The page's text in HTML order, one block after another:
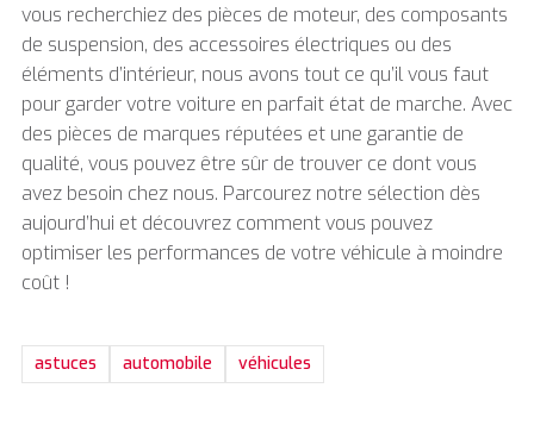
vous recherchiez des pièces de moteur, des composants
de suspension, des accessoires électriques ou des
éléments d’intérieur, nous avons tout ce qu’il vous faut
pour garder votre voiture en parfait état de marche. Avec
des pièces de marques réputées et une garantie de
qualité, vous pouvez être sûr de trouver ce dont vous
avez besoin chez nous. Parcourez notre sélection dès
aujourd’hui et découvrez comment vous pouvez
optimiser les performances de votre véhicule à moindre
coût !
astuces automobile véhicules